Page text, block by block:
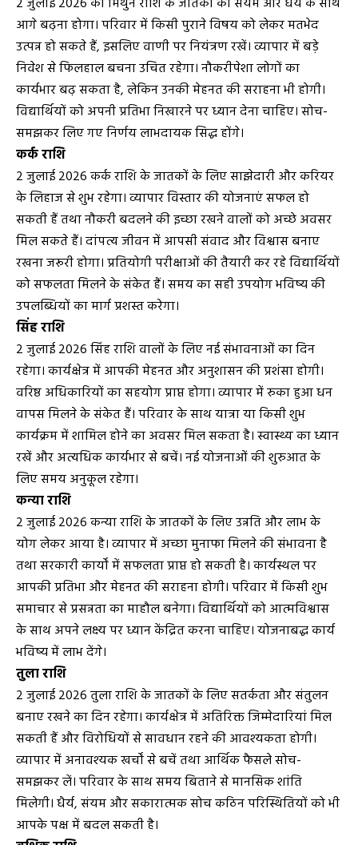
आगे बढ़ना होगा। परिवार में किसी पुराने विषय को लेकर मतभेद
उत्पन्न हो सकते हैं, इसलिए वाणी पर नियंत्रण रखें। व्यापार में बड़े
निवेश से फिलहाल बचना उचित रहेगा। नौकरीपेशा लोगों का
कार्यभार बढ़ सकता है, लेकिन उनकी मेहनत की सराहना भी होगी।
विद्यार्थियों को अपनी प्रतिभा निखारने पर ध्यान देना चाहिए। सोच-
समझकर लिए गए निर्णय लाभदायक सिद्ध होंगे।
कर्क राशि
2 जुलाई 2026 कर्क राशि के जातकों के लिए साझेदारी और करियर
के लिहाज से शुभ रहेगा। व्यापार विस्तार की योजनाएं सफल हो
सकती हैं तथा नौकरी बदलने की इच्छा रखने वालों को अच्छे अवसर
मिल सकते हैं। दांपत्य जीवन में आपसी संवाद और विश्वास बनाए
रखना जरूरी होगा। प्रतियोगी परीक्षाओं की तैयारी कर रहे विद्यार्थियों
को सफलता मिलने के संकेत हैं। समय का सही उपयोग भविष्य की
उपलब्धियों का मार्ग प्रशस्त करेगा।
सिंह राशि
2 जुलाई 2026 सिंह राशि वालों के लिए नई संभावनाओं का दिन
रहेगा। कार्यक्षेत्र में आपकी मेहनत और अनुशासन की प्रशंसा होगी।
वरिष्ठ अधिकारियों का सहयोग प्राप्त होगा। व्यापार में रुका हुआ धन
वापस मिलने के संकेत हैं। परिवार के साथ यात्रा या किसी शुभ
कार्यक्रम में शामिल होने का अवसर मिल सकता है। स्वास्थ्य का ध्यान
रखें और अत्यधिक कार्यभार से बचें। नई योजनाओं की शुरुआत के
लिए समय अनुकूल रहेगा।
कन्या राशि
2 जुलाई 2026 कन्या राशि के जातकों के लिए उन्नति और लाभ के
योग लेकर आया है। व्यापार में अच्छा मुनाफा मिलने की संभावना है
तथा सरकारी कार्यों में सफलता प्राप्त हो सकती है। कार्यस्थल पर
आपकी प्रतिभा और मेहनत की सराहना होगी। परिवार में किसी शुभ
समाचार से प्रसन्नता का माहौल बनेगा। विद्यार्थियों को आत्मविश्वास
के साथ अपने लक्ष्य पर ध्यान केंद्रित करना चाहिए। योजनाबद्ध कार्य
भविष्य में लाभ देंगे।
तुला राशि
2 जुलाई 2026 तुला राशि के जातकों के लिए सतर्कता और संतुलन
बनाए रखने का दिन रहेगा। कार्यक्षेत्र में अतिरिक्त जिम्मेदारियां मिल
सकती हैं और विरोधियों से सावधान रहने की आवश्यकता होगी।
व्यापार में अनावश्यक खर्चों से बचें तथा आर्थिक फैसले सोच-
समझकर लें। परिवार के साथ समय बिताने से मानसिक शांति
मिलेगी। धैर्य, संयम और सकारात्मक सोच कठिन परिस्थितियों को भी
आपके पक्ष में बदल सकती है।